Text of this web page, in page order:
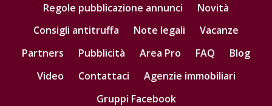
Regole pubblicazione annunci
Novità
Consigli antitruffa
Note legali
Vacanze
Partners
Pubblicità Area Pro FAQ
Blog
Video
Contattaci
Agenzie immobiliari
Gruppi Facebook